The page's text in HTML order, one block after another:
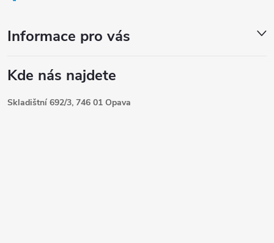
Informace pro vás
Kde nás najdete
Skladištní 692/3, 746 01 Opava